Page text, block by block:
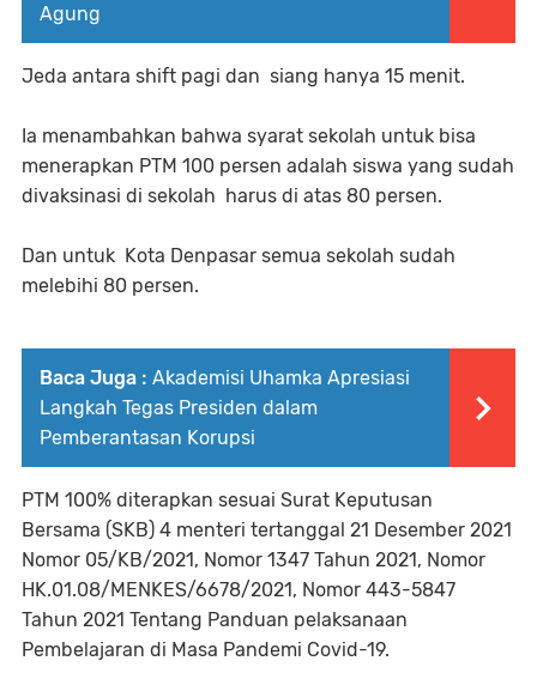
Agung
Jeda antara shift pagi dan siang hanya 15 menit.
Ia menambahkan bahwa syarat sekolah untuk bisa
menerapkan PTM 100 persen adalah siswa yang sudah
divaksinasi di sekolah harus di atas 80 persen.
Dan untuk Kota Denpasar semua sekolah sudah
melebihi 80 persen.
Baca Juga : Akademisi Uhamka Apresiasi
Langkah Tegas Presiden dalam
Pemberantasan Korupsi
PTM 100% diterapkan sesuai Surat Keputusan
Bersama (SKB) 4 menteri tertanggal 21 Desember 2021
Nomor 05/KB/2021, Nomor 1347 Tahun 2021, Nomor
HK.01.08/MENKES/6678/2021, Nomor 443-5847
Tahun 2021 Tentang Panduan pelaksanaan
Pembelajaran di Masa Pandemi Covid-19.